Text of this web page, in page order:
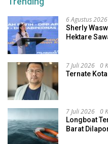
6 Agustus 2026
Sherly
Hektare
7 Juli 2026 0
Ternate
7 Juli 2026 0
Longboat
Barat